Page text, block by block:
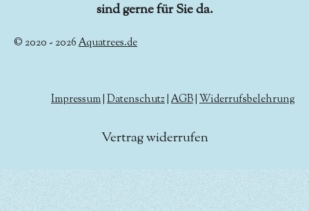
sind gerne für Sie da.
© 2020 - 2026Aquatrees.de
Impressum Datenschutz AGB Widerrufsbelehrung
Vertrag widerrufen